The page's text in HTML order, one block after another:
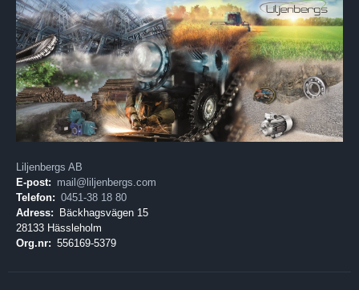
Liljenbergs AB
E-post: mail@liljenbergs.com
Telefon: 0451-38 18 80
Adress:
Bäckhagsvägen 15
28133 Hässleholm
Org.nr: 556169-5379